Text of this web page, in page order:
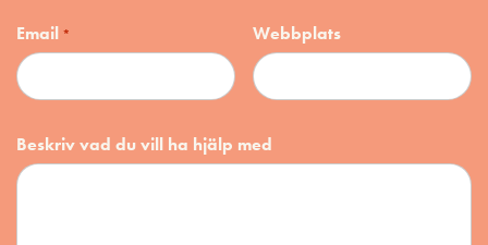
Email * Webbplats
Beskriv vad du vill ha hjälp med